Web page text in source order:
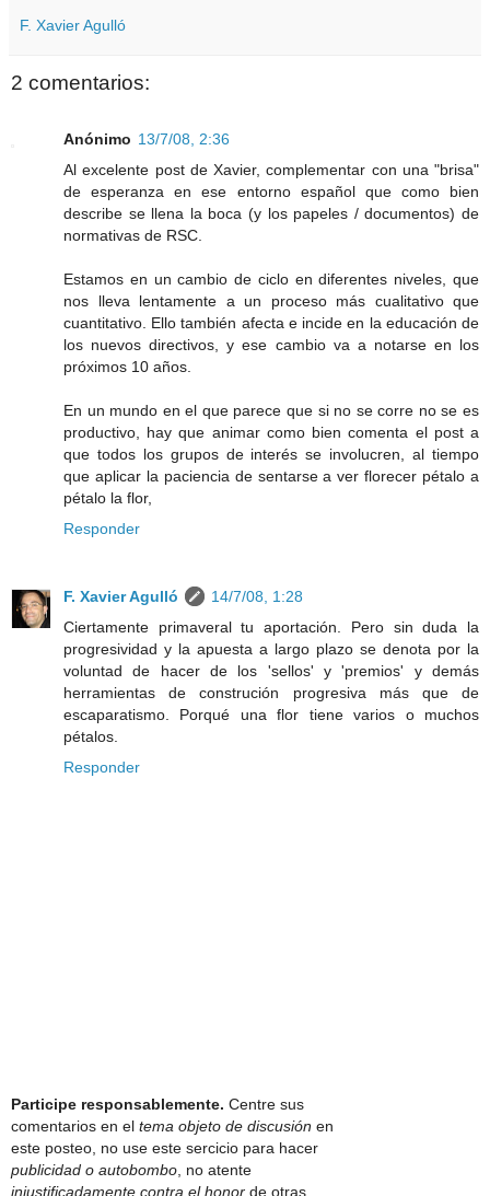
F. Xavier Agulló
2 comentarios:
Anónimo 13/7/08, 2:36
Al excelente post de Xavier, complementar con una "brisa"
de esperanza en ese entorno español que como bien
describe se llena la boca (y los papeles / documentos) de
normativas de RSC.
Estamos en un cambio de ciclo en diferentes niveles, que
nos lleva lentamente a un proceso más cualitativo que
cuantitativo. Ello también afecta e incide en la educación de
los nuevos directivos, y ese cambio va a notarse en los
próximos 10 años.
En un mundo en el que parece que si no se corre no se es
productivo, hay que animar como bien comenta el post a
que todos los grupos de interés se involucren, al tiempo
que aplicar la paciencia de sentarse a ver florecer pétalo a
pétalo la flor,
Responder
F. Xavier Agulló
14/7/08, 1:28
Ciertamente primaveral tu aportación. Pero sin duda la
progresividad y la apuesta a largo plazo se denota por la
voluntad de hacer de los 'sellos' y 'premios' y demás
herramientas de construción progresiva más que de
escaparatismo. Porqué una flor tiene varios o muchos
pétalos.
Responder
Participe responsablemente. Centre sus
comentarios en el tema objeto de discusión en
este posteo, no use este sercicio para hacer
publicidad o autobombo , no atente
injustificadamente contra el honor de otras